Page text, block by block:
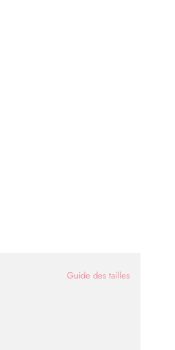
Guide des tailles